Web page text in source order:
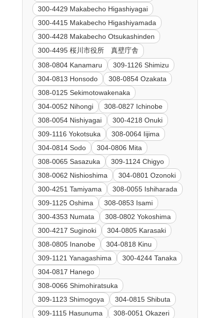
300-4429 Makabecho Higashiyagai
300-4415 Makabecho Higashiyamada
300-4428 Makabecho Otsukashinden
300-4495 桜川市役所 真壁庁舎
308-0804 Kanamaru
309-1126 Shimizu
304-0813 Honsodo
308-0854 Ozakata
308-0125 Sekimotowakenaka
304-0052 Nihongi
308-0827 Ichinobe
308-0054 Nishiyagai
300-4218 Onuki
309-1116 Yokotsuka
308-0064 Iijima
304-0814 Sodo
304-0806 Mita
308-0065 Sasazuka
309-1124 Chigyo
308-0062 Nishioshima
304-0801 Ozonoki
300-4251 Tamiyama
308-0055 Ishiharada
309-1125 Oshima
308-0853 Isami
300-4353 Numata
308-0802 Yokoshima
300-4217 Suginoki
304-0805 Karasaki
308-0805 Inanobe
304-0818 Kinu
309-1121 Yanagashima
300-4244 Tanaka
304-0817 Hanego
308-0066 Shimohiratsuka
309-1123 Shimogoya
304-0815 Shibuta
309-1115 Hasunuma
308-0051 Okazeri